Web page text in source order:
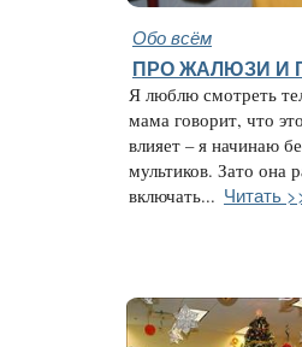
Обо всём
ПРО ЖАЛЮЗИ И
Я люблю смотреть
мама говорит, что
влияет – я начинаю
мультиков. Зато она
включать... Читать